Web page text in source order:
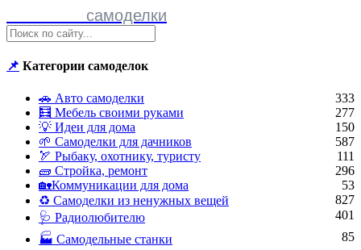
самоделки
📌 Категории самоделок
🚗 Авто самоделки
333
🧮 Мебель своими руками
277
💡 Идеи для дома
150
🌱 Самоделки для дачников
587
🏹 Рыбаку, охотнику, туристу
111
🧱 Стройка, ремонт
296
🏡Коммуникации для дома
53
♻ Самоделки из ненужных вещей
827
🩺 Радиолюбителю
401
🏭 Самодельные станки
85